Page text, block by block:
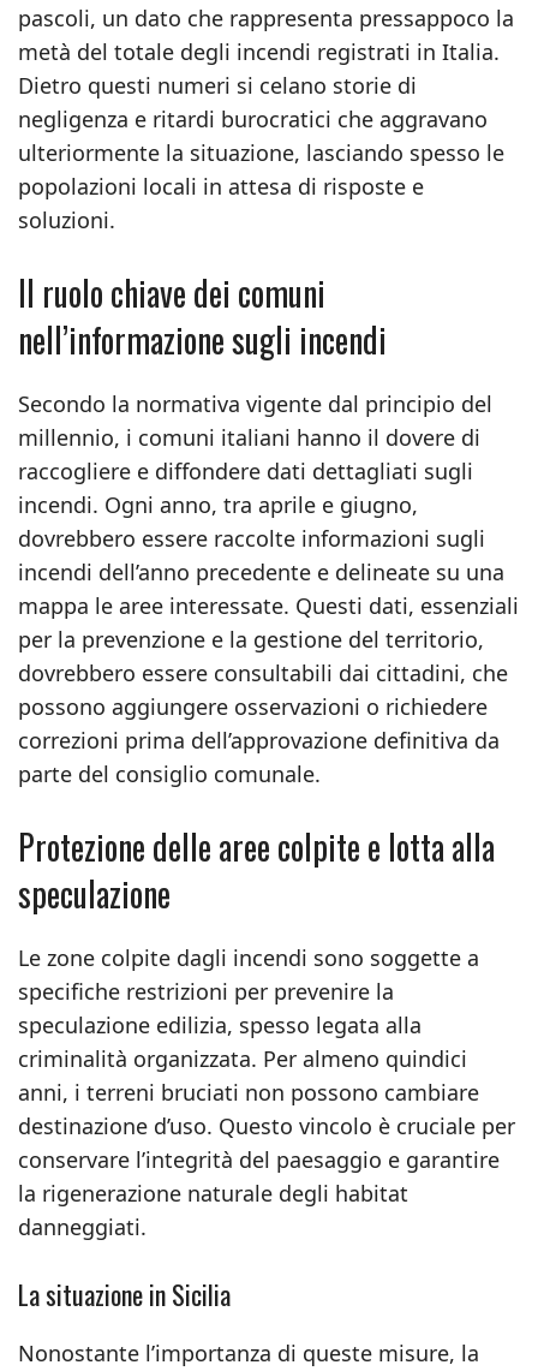
pascoli, un dato che rappresenta pressappoco la
metà del totale degli incendi registrati in Italia.
Dietro questi numeri si celano storie di
negligenza e ritardi burocratici che aggravano
ulteriormente la situazione, lasciando spesso le
popolazioni locali in attesa di risposte e
soluzioni.
Il ruolo chiave dei comuni
nell’informazione sugli incendi
Secondo la normativa vigente dal principio del
millennio, i comuni italiani hanno il dovere di
raccogliere e diffondere dati dettagliati sugli
incendi. Ogni anno, tra aprile e giugno,
dovrebbero essere raccolte informazioni sugli
incendi dell’anno precedente e delineate su una
mappa le aree interessate. Questi dati, essenziali
per la prevenzione e la gestione del territorio,
dovrebbero essere consultabili dai cittadini, che
possono aggiungere osservazioni o richiedere
correzioni prima dell’approvazione definitiva da
parte del consiglio comunale.
Protezione delle aree colpite e lotta alla
speculazione
Le zone colpite dagli incendi sono soggette a
specifiche restrizioni per prevenire la
speculazione edilizia, spesso legata alla
criminalità organizzata. Per almeno quindici
anni, i terreni bruciati non possono cambiare
destinazione d’uso. Questo vincolo è cruciale per
conservare l’integrità del paesaggio e garantire
la rigenerazione naturale degli habitat
danneggiati.
La situazione in Sicilia
Nonostante l’importanza di queste misure, la